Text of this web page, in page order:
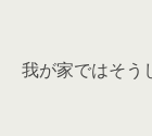
我が家ではそう